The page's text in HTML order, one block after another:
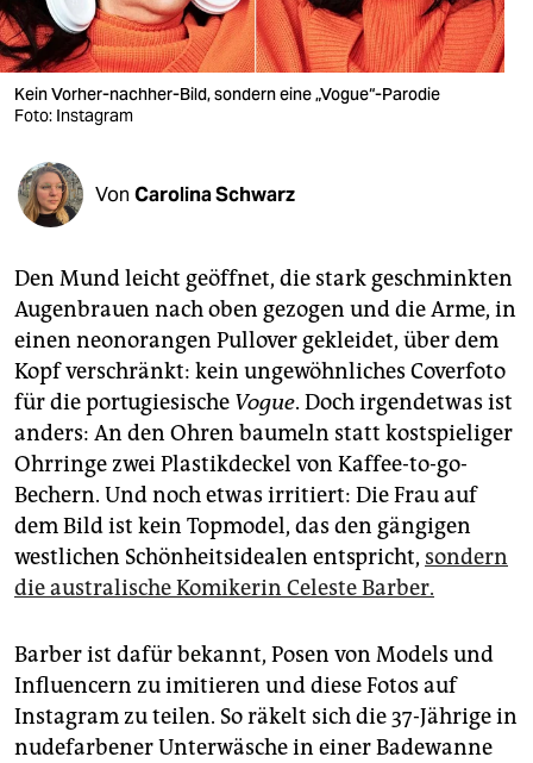
wahrheit
verlag
verlag
veranstaltungen
shop
unterstützen
abo
genossenschaft
epaper login
Kein Vorher-nachher-Bild, sondern eine „Vogue“-Parodie
Foto: Instagram
Von Carolina Schwarz
Den Mund leicht geöffnet, die stark geschminkten
Augenbrauen nach oben gezogen und die Arme, in
einen neon­orangen Pullover gekleidet, über dem
Kopf verschränkt: kein ungewöhnliches Coverfoto
für die portugiesische Vogue. Doch irgendetwas ist
anders: An den Ohren baumeln statt kostspieliger
Ohrringe zwei Plastikdeckel von Kaffee-to-go-
Bechern. Und noch etwas irritiert: Die Frau auf
dem Bild ist kein Topmodel, das den gängigen
westlichen Schönheitsidealen entspricht, sondern
die australische Komikerin Celeste Barber.
Barber ist dafür bekannt, Posen von Models und
Influencern zu imitieren und diese Fotos auf
Instagram zu teilen. So räkelt sich die 37-Jährige in
nudefarbener Unterwäsche in einer Badewanne